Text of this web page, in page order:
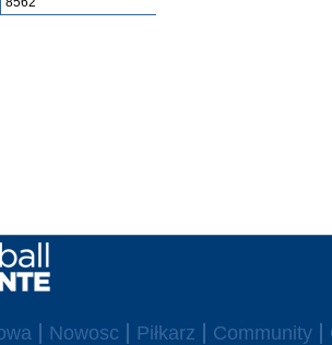
Nowosc Piłkarz Community